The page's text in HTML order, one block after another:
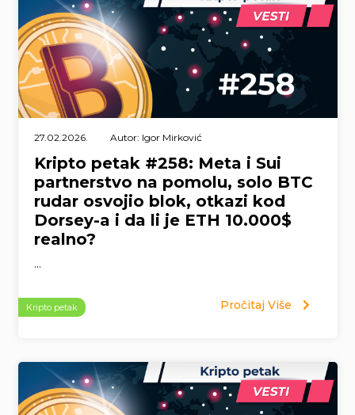
27.02.2026. Autor: Igor Mirković
Kripto petak #258: Meta i Sui
partnerstvo na pomolu, solo BTC
rudar osvojio blok, otkazi kod
Dorsey-a i da li je ETH 10.000$
realno?
...
Kripto petak Pročitaj Više